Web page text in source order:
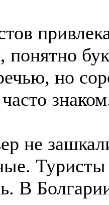
понятно
но
не
Туристы
В